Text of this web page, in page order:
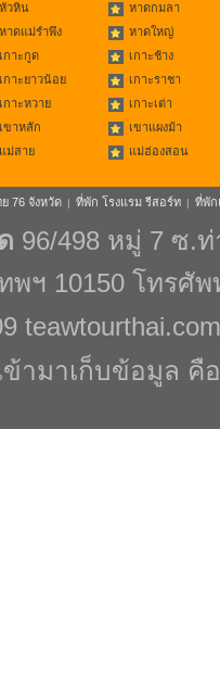
หัวหิน
หาดกมลา
หาดแม่รำพึง
หาดใหญ่
เกาะกูด
เกาะช้าง
เกาะยาวน้อย
เกาะราชา
เกาะหวาย
เกาะเต่า
เขาหลัก
เขาแผงม้า
แม่สาย แม่ฮ่องสอน
76 จังหวัด | ที่พัก โรงแรม รีสอร์ท | ที่พัก
96/498 หมู่ 7 ซ.
พฯ 10150 โทรศั
teawtourthai.com
ามาเก็บข้อมูล คือ